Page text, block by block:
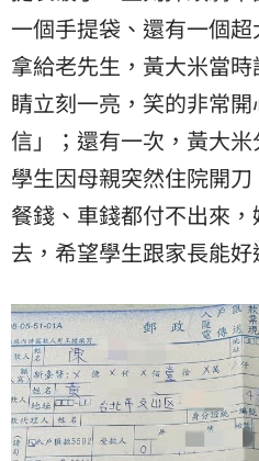
一個手提袋、還有一個
拿給老先生，黃大米當
睛立刻一亮，笑的非常
信」；還有一次，黃大
學生因母親突然住院開
餐錢、車錢都付不出來
去，希望學生跟家長能好